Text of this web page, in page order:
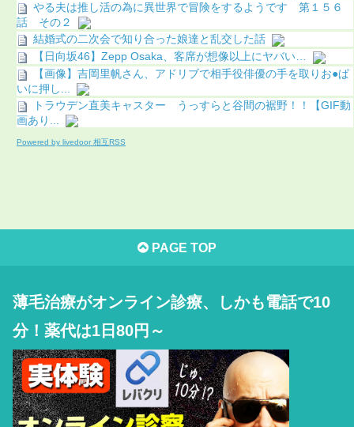
やる夫は推し活の為に異世界で冒険をするようです 第１５６
話 その２
結婚式の二次会で知り合った娘達と乱交した話
【日向坂46】Zepp Osaka、客席が想像以上にヤバい…
【画像】吉岡里帆さん、アドリブで相手役俳優の手を取りお●ぱ
いに押し...
トラウデン直美キャスター うっすらと谷間の裾野！！【GIF動
画あり...
Powered by livedoor 相互RSS
PAGE TOP
薄毛治療がオンライン診療、しかも電話で10
分！薬代は1日80円～